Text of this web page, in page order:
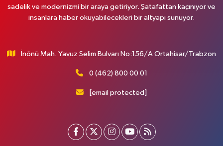
sadelik ve modernizmi bir araya getiriyor. Şatafattan kaçınıyor ve
insanlara haber okuyabilecekleri bir altyapı sunuyor.
İnönü Mah. Yavuz Selim Bulvarı No:156/A Ortahisar/Trabzon
0 (462) 800 00 01
[email protected]